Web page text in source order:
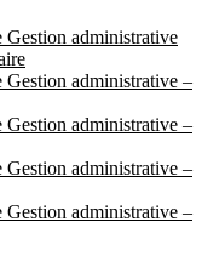
Gestion administrative
Gestion administrative –
Gestion administrative –
Gestion administrative –
Gestion administrative –